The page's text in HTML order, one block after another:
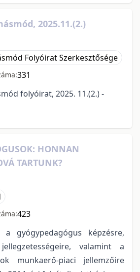
2025.11.(2.)
Folyóirat Szerkesztősége
331
folyóirat, 2025. 11.(2.) -
HONNAN
TARTUNK?
423
a gyógypedagógus képzésre,
valamint a
munkaerő-piaci jellemzőire